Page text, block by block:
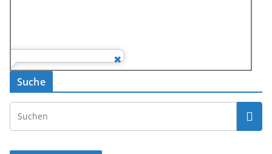
Suche